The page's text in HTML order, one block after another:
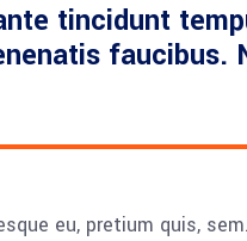
tincidunt
faucibus.
eu, pretium quis,